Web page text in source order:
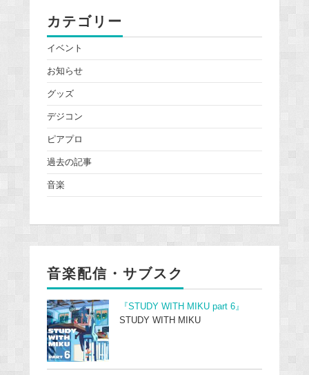
カテゴリー
イベント
お知らせ
グッズ
デジコン
ピアプロ
過去の記事
音楽
音楽配信・サブスク
『STUDY WITH MIKU part 6』
STUDY WITH MIKU